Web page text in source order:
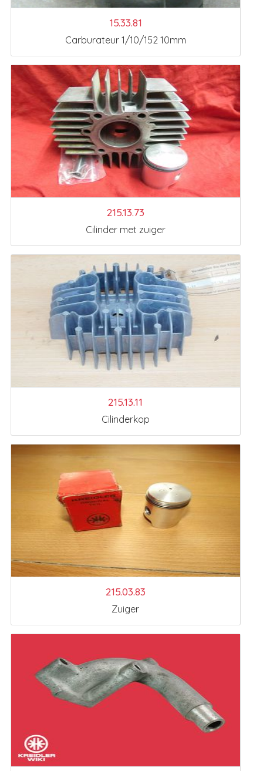
15.33.81
Carburateur 1/10/152 10mm
215.13.73
Cilinder met zuiger
215.13.11
Cilinderkop
215.03.83
Zuiger